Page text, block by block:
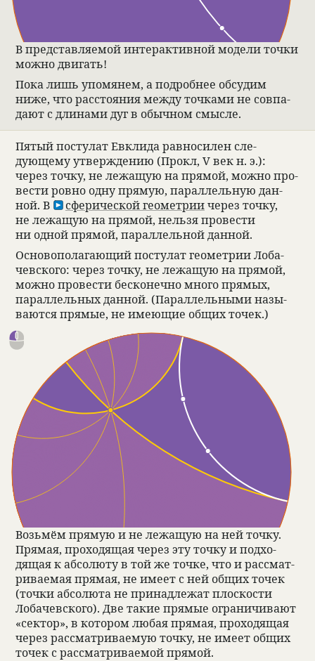
В пред­став­ля­емой интер­ак­тив­ной модели точки
можно двигать!
Пока лишь упомя­нем, а подроб­нее обсу­дим
ниже, что рас­сто­я­ния между точ­ками не совпа­
дают с дли­нами дуг в обыч­ном смысле.
Пятый посту­лат Евклида рав­но­си­лен сле­
дующему утвер­жде­нию (Прокл, V век н. э.):
через точку, не лежащую на прямой, можно про­
ве­сти ровно одну прямую, парал­лель­ную дан­
ной. В
сфе­ри­че­ской геомет­риичерез точку,
не лежащую на прямой, нельзя про­ве­сти
ни одной прямой, парал­лель­ной дан­ной.
Осно­вопо­лагающий посту­лат геомет­рии Лоба­
чев­ского: через точку, не лежащую на прямой,
можно про­ве­сти бес­ко­нечно много прямых,
парал­лель­ных дан­ной. (Парал­лель­ными назы­
ваются прямые, не имеющие общих точек.)
Возьмём прямую и не лежащую на ней точку.
Прямая, про­хо­дящая через эту точку и под­хо­
дящая к абсо­люту в той же точке, что и рас­смат­
ри­ва­емая прямая, не имеет с ней общих точек
(точки абсо­люта не при­над­лежат плос­ко­сти
Лоба­чев­ского). Две такие прямые огра­ни­чи­вают
«сек­тор», в кото­ром любая прямая, про­хо­дящая
через рас­смат­ри­ва­емую точку, не имеет общих
точек с рас­смат­ри­ва­емой прямой.